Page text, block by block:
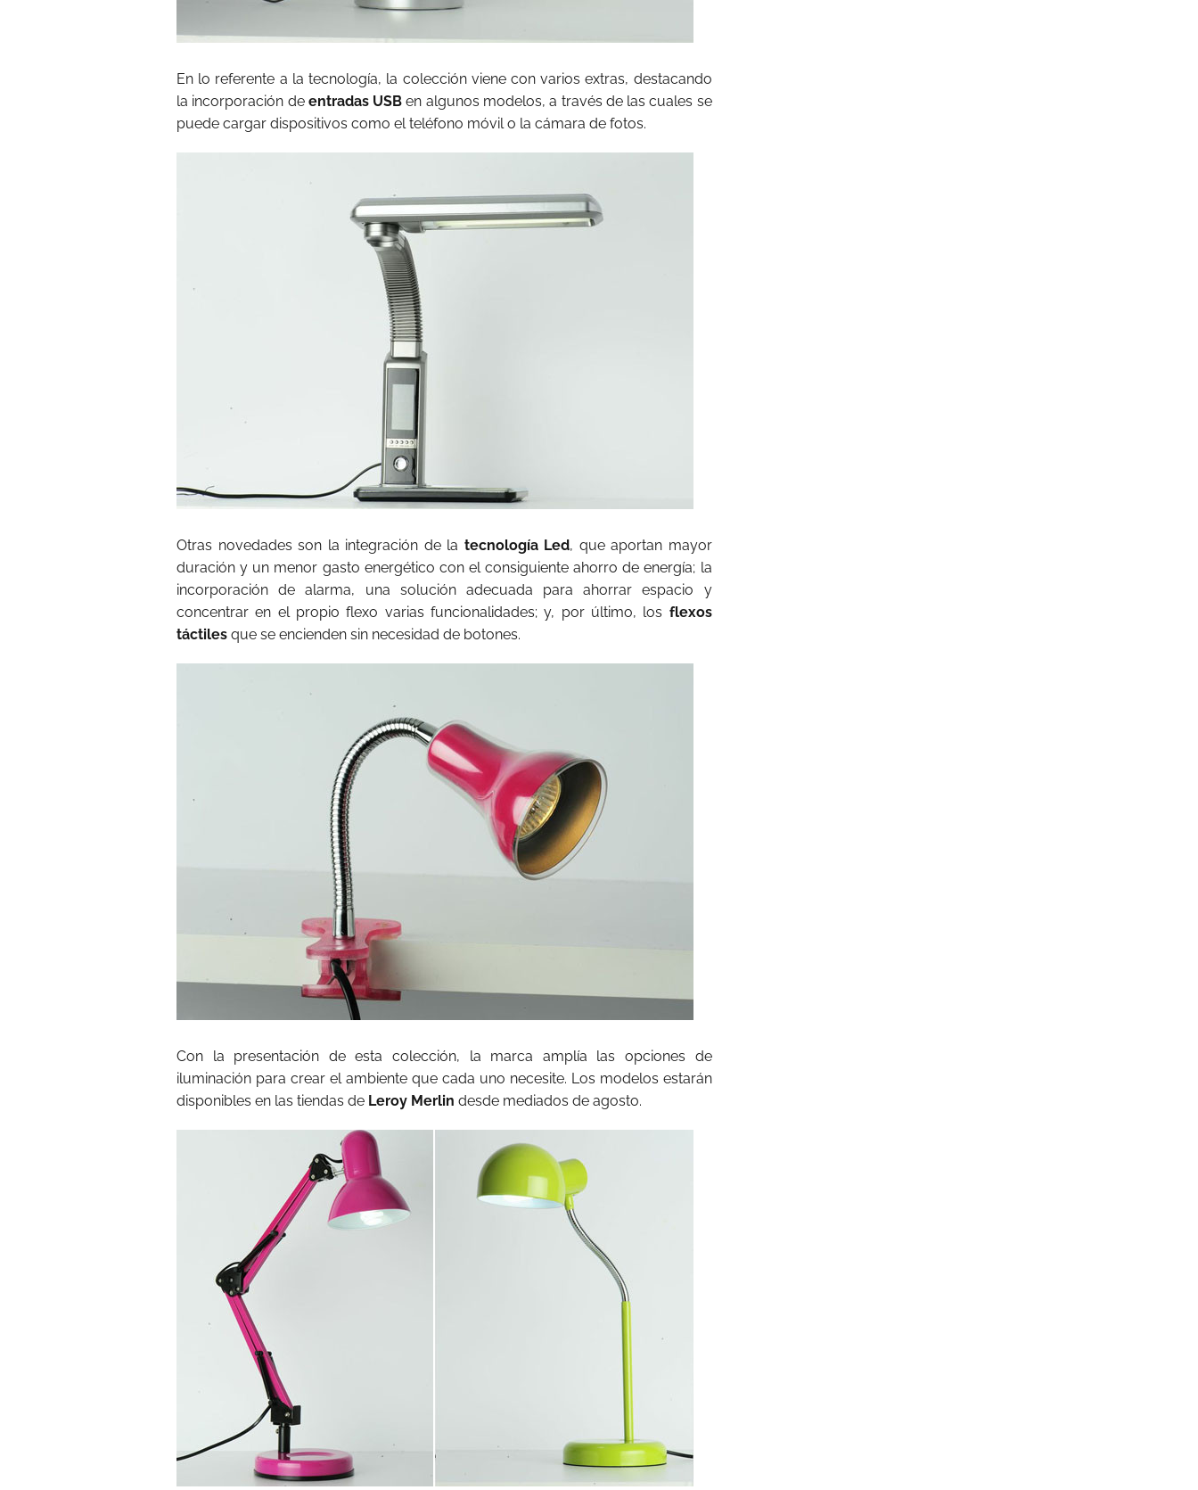
En lo referente a la tecnología, la colección viene con varios extras, destacando
la incorporación de entradas USB en algunos modelos, a través de las cuales se
puede cargar dispositivos como el teléfono móvil o la cámara de fotos.
Otras novedades son la integración de la tecnología Led, que aportan mayor
duración y un menor gasto energético con el consiguiente ahorro de energía; la
incorporación de alarma, una solución adecuada para ahorrar espacio y
concentrar en el propio flexo varias funcionalidades; y, por último, los flexos
táctiles que se encienden sin necesidad de botones.
Con la presentación de esta colección, la marca amplía las opciones de
iluminación para crear el ambiente que cada uno necesite. Los modelos estarán
disponibles en las tiendas de Leroy Merlin desde mediados de agosto.